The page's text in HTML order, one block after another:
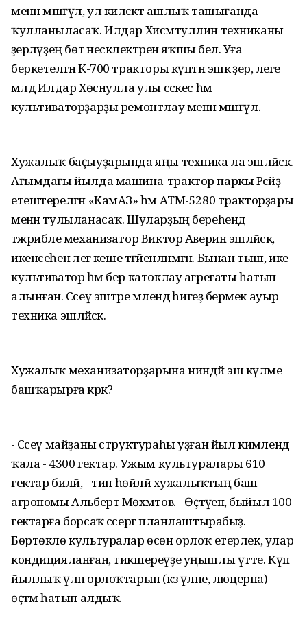
менән мәшғүл, ул киләсәктә ашлыҡ ташығанда
ҡулланыласаҡ. Илдар Хисмәтуллин техниканы
әҙерләүҙең бөтә нескәлектәрен яҡшы белә. Уға
беркетелгән К-700 тракторы күптән эшкә әҙер, әлеге
мәлдә Илдар Хөснулла улы сәскес һәм
культиваторҙарҙы ремонтлау менән мәшғүл.
Хужалыҡ баҫыуҙарында яңы техника ла эшләйәсәк.
Ағымдағы йылда машина-трактор паркы Рәсәйҙә
етештерелгән «КамАЗ» һәм АТМ-5280 тракторҙары
менән тулыланасаҡ. Шуларҙың береһендә
тәжрибәле механизатор Виктор Аверин эшләйәсәк, ә
икенсеһенә әлегә кеше тәғәйенләнмәгән. Бынан тыш, ике
культиватор һәм бер катоклау агрегаты һатып
алынған. Сәсеү эштәре мәлендә һигеҙ берәмек ауыр
техника эшләйәсәк.
Хужалыҡ механизаторҙарына ниндәй эш күләме
башҡарырға кәрәк?
- Сәсеү майҙаны структураһы уҙған йыл кимәлендә
ҡала - 4300 гектар. Ужым культуралары 610
гектар биләй, - тип һөйләй хужалыҡтың баш
агрономы Альберт Мөхәмәтов. - Өҫтәүенә, быйыл 100
гектарға борсаҡ сәсергә планлаштырабыҙ.
Бөртөклө культуралар өсөн орлоҡ етерлек, улар
кондицияланған, тикшереүҙе уңышлы үтте. Күп
йыллыҡ үлән орлоҡтарын (кәзә үләне, люцерна)
өҫтәмә һатып алдыҡ.